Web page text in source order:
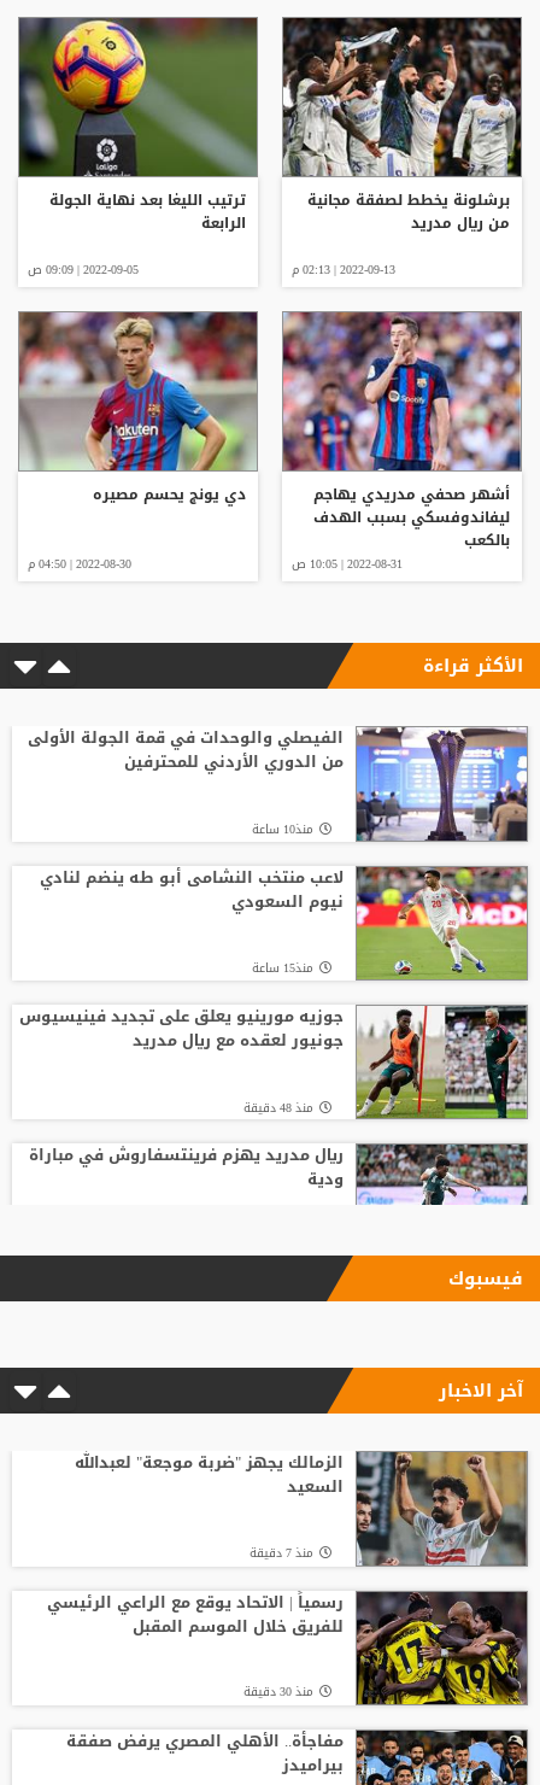
برشلونة يخطط لصفقة مجانية
من ريال مدريد
2022-09-13 | 02:13 م
ترتيب الليغا بعد نهاية الجولة
الرابعة
2022-09-05 | 09:09 ص
أشهر صحفي مدريدي يهاجم
ليفاندوفسكي بسبب الهدف
بالكعب
2022-08-31 | 10:05 ص
دي يونج يحسم مصيره
2022-08-30 | 04:50 م
الأكثر قراءة
الفيصلي والوحدات في قمة الجولة الأولى
من الدوري الأردني للمحترفين
منذ10 ساعة
لاعب منتخب النشامى أبو طه ينضم لنادي
نيوم السعودي
منذ15 ساعة
جوزيه مورينيو يعلق على تجديد فينيسيوس
جونيور لعقده مع ريال مدريد
منذ 48 دقيقة
ريال مدريد يهزم فرينتسفاروش في مباراة
ودية
"اليويفا" يؤكد دفع مستحقات نهاية الخدمة
على أزمة ألفاريز
باريس سان جيرمان يتوصل إلى اتفاق مع
فيران توريس
لوكا زيدان يودع غرناطة ويوقع لناد إسباني
جديد
فيسبوك
آخر الاخبار
الزمالك يجهز "ضربة موجعة" لعبدالله
السعيد
منذ 7 دقيقة
رسمياً | الاتحاد يوقع مع الراعي الرئيسي
للفريق خلال الموسم المقبل
منذ 30 دقيقة
مفاجأة.. الأهلي المصري يرفض صفقة
بيراميدز